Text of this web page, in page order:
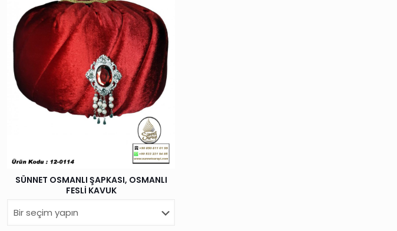
SÜNNET OSMANLI ŞAPKASI, OSMANLI
FESLİ KAVUK